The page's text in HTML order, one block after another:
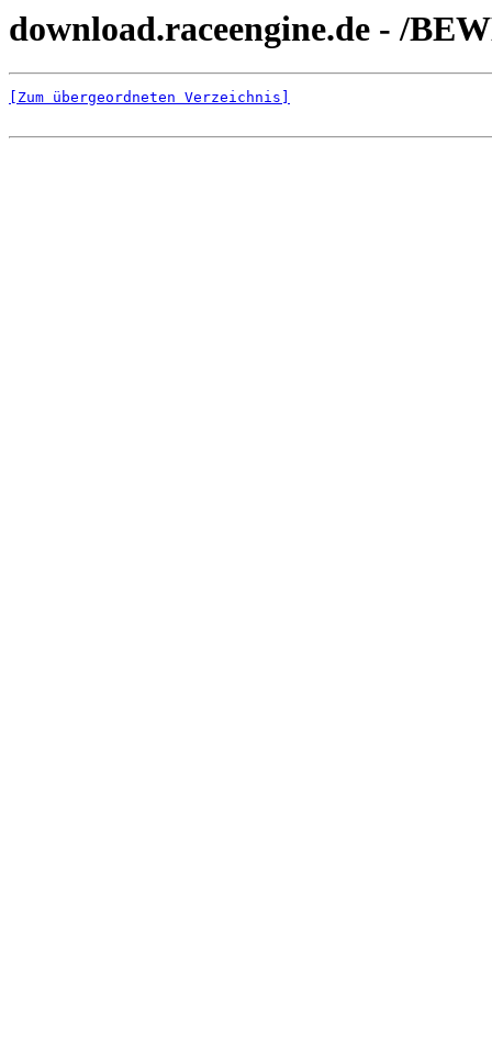
download.raceengine.de - /
[Zum übergeordneten Verzeichnis]